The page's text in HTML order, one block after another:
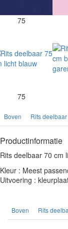
75
75
Boven Rits deelbaar
Productinformatie
Rits deelbaar 70 cm
Kleur : Meest
Uitvoering :
Boven Rits